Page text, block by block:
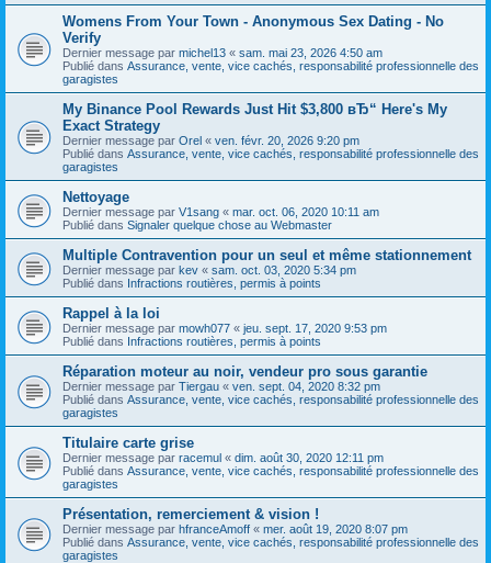
Womens From Your Town - Anonymous Sex Dating - No
Verify
Dernier message par michel13 « sam. mai 23, 2026 4:50 am
Publié dans Assurance, vente, vice cachés, responsabilité professionnelle des
garagistes
My Binance Pool Rewards Just Hit $3,800 вЂ“ Here's My
Exact Strategy
Dernier message par Orel « ven. févr. 20, 2026 9:20 pm
Publié dans Assurance, vente, vice cachés, responsabilité professionnelle des
garagistes
Nettoyage
Dernier message par V1sang « mar. oct. 06, 2020 10:11 am
Publié dans Signaler quelque chose au Webmaster
Multiple Contravention pour un seul et même stationnement
Dernier message par kev « sam. oct. 03, 2020 5:34 pm
Publié dans Infractions routières, permis à points
Rappel à la loi
Dernier message par mowh077 « jeu. sept. 17, 2020 9:53 pm
Publié dans Infractions routières, permis à points
Réparation moteur au noir, vendeur pro sous garantie
Dernier message par Tiergau « ven. sept. 04, 2020 8:32 pm
Publié dans Assurance, vente, vice cachés, responsabilité professionnelle des
garagistes
Titulaire carte grise
Dernier message par racemul « dim. août 30, 2020 12:11 pm
Publié dans Assurance, vente, vice cachés, responsabilité professionnelle des
garagistes
Présentation, remerciement & vision !
Dernier message par hfranceAmoff « mer. août 19, 2020 8:07 pm
Publié dans Assurance, vente, vice cachés, responsabilité professionnelle des
garagistes